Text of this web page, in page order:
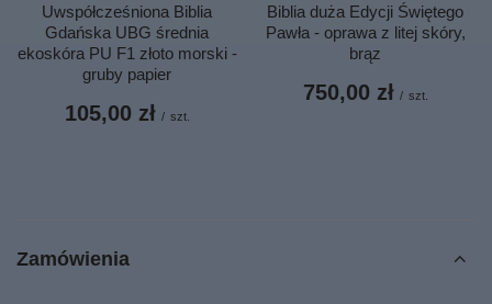
Uwspółcześniona Biblia
Gdańska UBG średnia
ekoskóra PU F1 złoto morski -
gruby papier
105,00 zł / szt.
Biblia duża Edycji Świętego
Pawła - oprawa z litej skóry,
brąz
750,00 zł / szt.
Zamówienia